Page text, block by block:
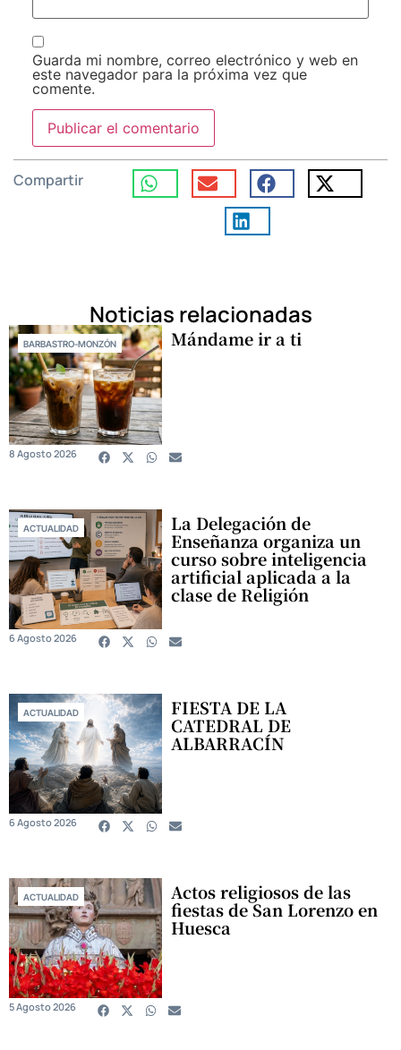
Guarda mi nombre, correo electrónico y web en
este navegador para la próxima vez que
comente.
Compartir
Noticias relacionadas
BARBASTRO-MONZÓN Mándame ir a ti
8 Agosto 2026
ACTUALIDAD La Delegación de
Enseñanza organiza un
curso sobre inteligencia
artificial aplicada a la
clase de Religión
6 Agosto 2026
ACTUALIDAD FIESTA DE LA
CATEDRAL DE
ALBARRACÍN
6 Agosto 2026
ACTUALIDAD Actos religiosos de las
fiestas de San Lorenzo en
Huesca
5 Agosto 2026